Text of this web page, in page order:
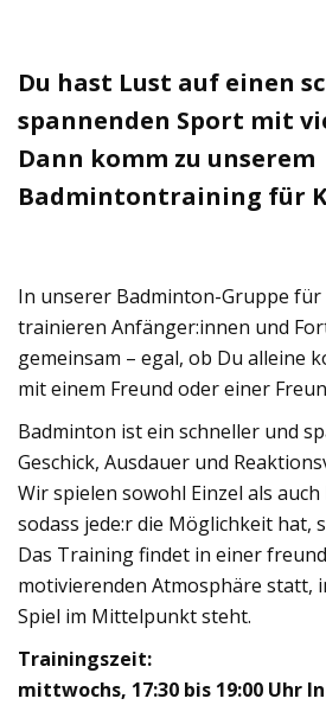
Du hast Lust auf einen
spannenden Sport mit
Dann komm zu unserem
Badmintontraining für
In unserer Badminton-Gruppe für
trainieren Anfänger:innen und
gemeinsam – egal, ob Du alleine
mit einem Freund oder einer
Badminton ist ein schneller und
Geschick, Ausdauer und
Wir spielen sowohl Einzel als
sodass jede:r die Möglichkeit hat,
Das Training findet in einer
motivierenden Atmosphäre statt,
Spiel im Mittelpunkt steht.
Trainingszeit:
mittwochs, 17:30 bis 19:00 Uhr